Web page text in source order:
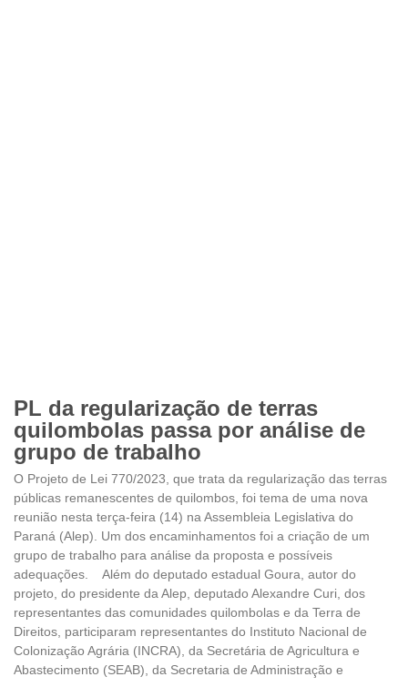
PL da regularização de terras
quilombolas passa por análise de
grupo de trabalho
O Projeto de Lei 770/2023, que trata da regularização das terras
públicas remanescentes de quilombos, foi tema de uma nova
reunião nesta terça-feira (14) na Assembleia Legislativa do
Paraná (Alep). Um dos encaminhamentos foi a criação de um
grupo de trabalho para análise da proposta e possíveis
adequações. Além do deputado estadual Goura, autor do
projeto, do presidente da Alep, deputado Alexandre Curi, dos
representantes das comunidades quilombolas e da Terra de
Direitos, participaram representantes do Instituto Nacional de
Colonização Agrária (INCRA), da Secretária de Agricultura e
Abastecimento (SEAB), da Secretaria de Administração e